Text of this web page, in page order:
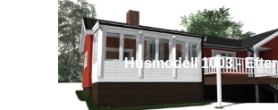
Husmodell 1003 - Efter